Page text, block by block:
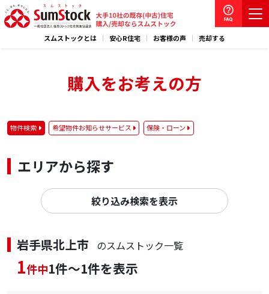
スムストックとは 安心R住宅 お客様の声 売却する
購入をお考えの方
物件検索 希望物件お知らせサービス 保険・ローン
エリアから探す
絞り込み検索を表示
岩手県北上市 のスムストック一覧
1件中1件～1件を表示